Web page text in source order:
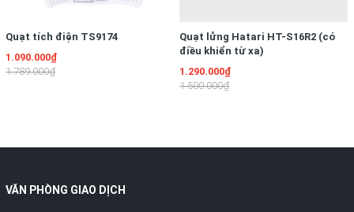
Quạt tích điện TS9174
1.090.000₫
1.789.000₫
Quạt lửng Hatari HT-S16R2 (có
điều khiển từ xa)
1.290.000₫
1.500.000₫
VĂN PHÒNG GIAO DỊCH